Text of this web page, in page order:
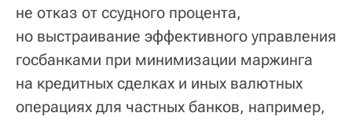
не отказ от ссудного процента,
но выстраивание эффективного управления
госбанками при минимизации маржинга
на кредитных сделках и иных валютных
операциях для частных банков, например,